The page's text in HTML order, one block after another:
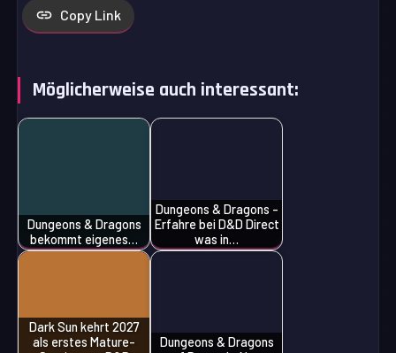
Copy Link
Möglicherweise auch interessant:
Dungeons & Dragons
bekommt eigenes…
Dungeons & Dragons -
Erfahre bei D&D Direct
was in…
Dark Sun kehrt 2027
als erstes Mature-
Dungeons & Dragons